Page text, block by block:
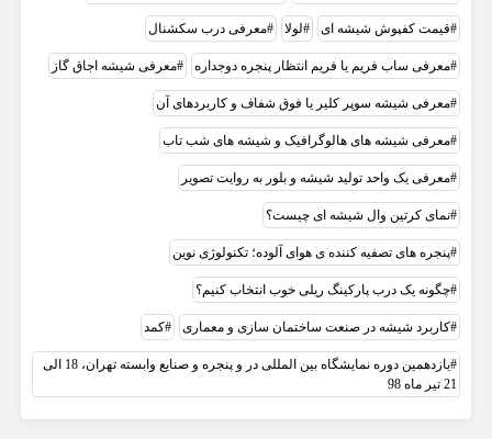
قیمت کفپوش شیشه ای لولا معرفی درب سکشنال
معرفی ساب فریم یا فریم انتظار پنجره دوجداره معرفی شیشه اجاق گاز
معرفی شیشه سوپر کلیر یا فوق شفاف و کاربردهای آن
معرفی شیشه های هالوگرافیک و شیشه های شب تاب
معرفی یک واحد تولید شیشه و بلور به روایت تصویر
نمای کرتین وال شیشه ای چیست؟
پنجره های تصفیه کننده ی هوای آلوده؛ تکنولوژی نوین
چگونه یک درب پارکینگ ریلی خوب انتخاب کنیم؟
کاربرد شیشه در صنعت ساختمان سازی و معماری کمد
یازدهمین دوره نمایشگاه بین المللی در و پنجره و صنایع وابسته تهران، 18 الی